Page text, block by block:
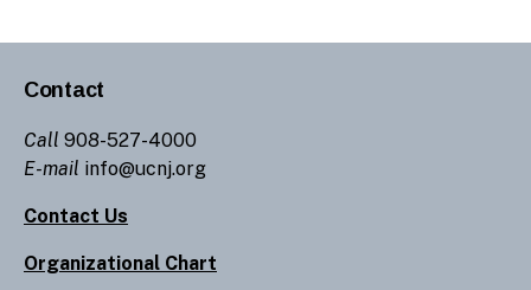
Contact
Call 908-527-4000
E-mail info@ucnj.org
Contact Us
Organizational Chart